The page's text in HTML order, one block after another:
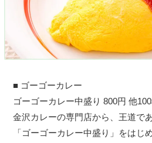
■ ゴーゴーカレー
ゴーゴーカレー中盛り 800円 他
金沢カレーの専門店から、王道で
「ゴーゴーカレー中盛り」をはじ